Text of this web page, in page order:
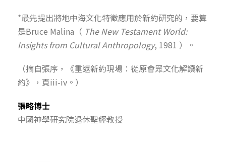
*最先提出將地中海文化特徵應用於新約研究的，要算
是Bruce Malina（ The New Testament World:
Insights from Cultural Anthropology, 1981 ）。
（摘自張序，《重返新約現場：從原會眾文化解讀新
約》，頁iii-iv。）
張略博士
中國神學研究院退休聖經教授